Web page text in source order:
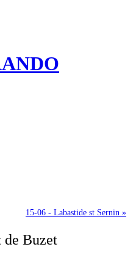
15-06 - Labastide st Sernin »
Buzet